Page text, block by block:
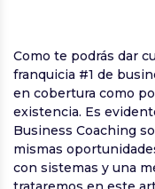
Como te podrás dar
franquicia #1 de
en cobertura como
existencia. Es
Business Coaching
mismas
con sistemas y una